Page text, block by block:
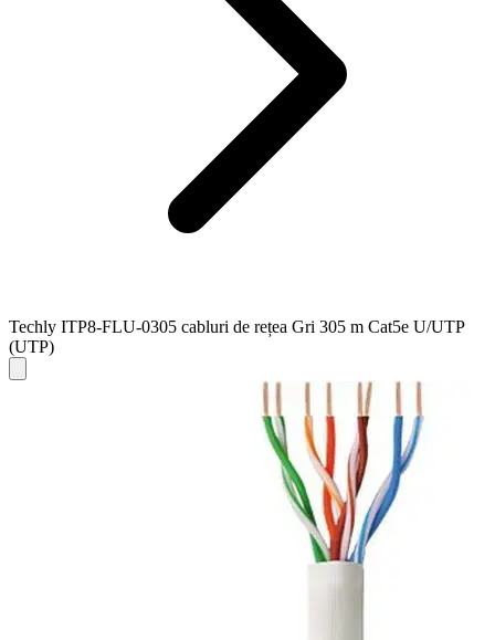
Techly ITP8-FLU-0305 cabluri de rețea Gri 305 m Cat5e U/UTP
(UTP)